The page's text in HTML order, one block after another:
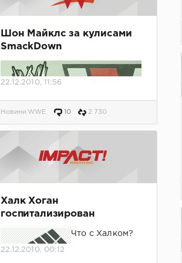
Шон Майклс за кулисами
SmackDown
HBK на SmackDown.
22.12.2010, 11:56
Новини WWE 10 2 730
Халк Хоган
госпитализирован
Что с Халком?
22.12.2010, 00:12